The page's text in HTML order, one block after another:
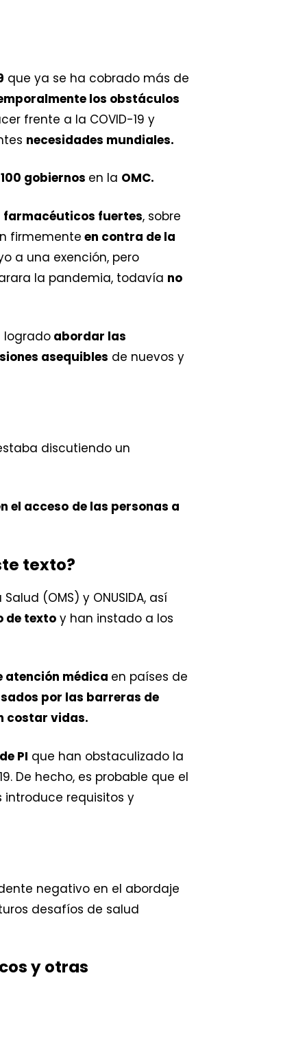
que ya se ha cobrado más de
los obstáculos
frente a la COVID-19 y
necesidades mundiales.
gobiernos en la OMC.
farmacéuticos fuertes, sobre
firmemente en contra de la
a una exención, pero
la pandemia, todavía no
logrado abordar las
asequibles de nuevos y
discutiendo un
el acceso de las personas a
texto?
(OMS) y ONUSIDA, así
de texto y han instado a los
atención médica en países de
por las barreras de
costar vidas.
PI que han obstaculizado la
De hecho, es probable que el
introduce requisitos y
negativo en el abordaje
desafíos de salud
y otras